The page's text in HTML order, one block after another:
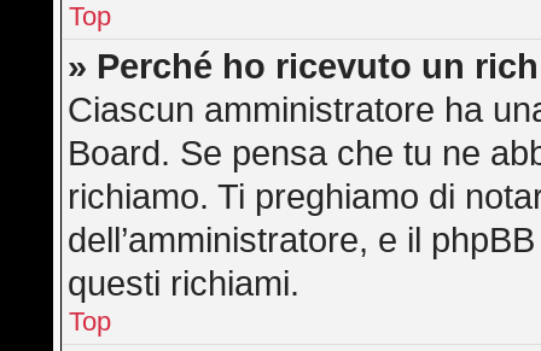
Top
» Perché ho ricevuto un
Ciascun amministratore ha
Board. Se pensa che tu ne
richiamo. Ti preghiamo di
dell’amministratore, e il
questi richiami.
Top